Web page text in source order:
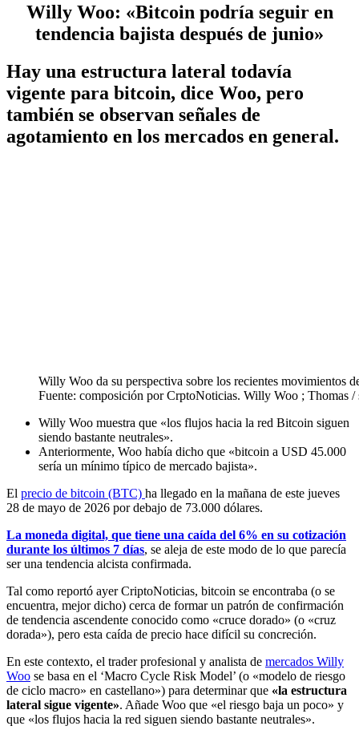
Willy Woo: «Bitcoin podría seguir en
tendencia bajista después de junio»
Hay una estructura lateral todavía
vigente para bitcoin, dice Woo, pero
también se observan señales de
agotamiento en los mercados en general.
Willy Woo da su perspectiva sobre los recientes movimientos
Fuente: composición por CrptoNoticias. Willy Woo ; Thomas /
Willy Woo muestra que «los flujos hacia la red Bitcoin siguen
siendo bastante neutrales».
Anteriormente, Woo había dicho que «bitcoin a USD 45.000
sería un mínimo típico de mercado bajista».
El precio de bitcoin (BTC) ha llegado en la mañana de este jueves
28 de mayo de 2026 por debajo de 73.000 dólares.
La moneda digital, que tiene una caída del 6% en su cotización
durante los últimos 7 días, se aleja de este modo de lo que parecía
ser una tendencia alcista confirmada.
Tal como reportó ayer CriptoNoticias, bitcoin se encontraba (o se
encuentra, mejor dicho) cerca de formar un patrón de confirmación
de tendencia ascendente conocido como «cruce dorado» (o «cruz
dorada»), pero esta caída de precio hace difícil su concreción.
En este contexto, el trader profesional y analista de mercados Willy
Woo se basa en el ‘Macro Cycle Risk Model’ (o «modelo de riesgo
de ciclo macro» en castellano») para determinar que «la estructura
lateral sigue vigente». Añade Woo que «el riesgo baja un poco» y
que «los flujos hacia la red siguen siendo bastante neutrales».